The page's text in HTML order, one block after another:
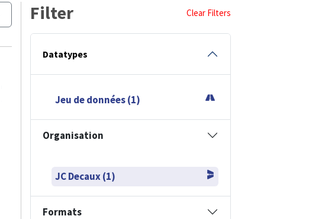
Filter Clear Filters
Datatypes
Jeu de données (1)
Organisation
JC Decaux (1)
Formats